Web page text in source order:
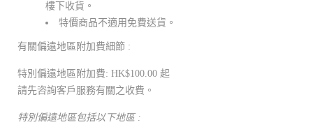
樓下收貨。
特價商品不適用免費送貨。
有關偏遠地區附加費細節 :
特別偏遠地區附加費: HK$100.00 起
請先咨詢客戶服務有關之收費。
特別偏遠地區包括以下地區 :